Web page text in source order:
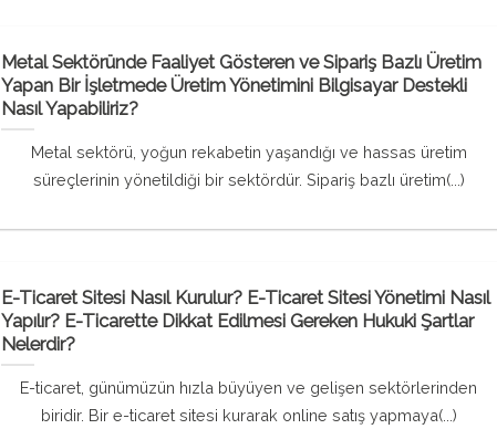
Metal Sektöründe Faaliyet Gösteren ve Sipariş Bazlı Üretim
Yapan Bir İşletmede Üretim Yönetimini Bilgisayar Destekli
Nasıl Yapabiliriz?
Metal sektörü, yoğun rekabetin yaşandığı ve hassas üretim
süreçlerinin yönetildiği bir sektördür. Sipariş bazlı üretim(...)
E-Ticaret Sitesi Nasıl Kurulur? E-Ticaret Sitesi Yönetimi Nasıl
Yapılır? E-Ticarette Dikkat Edilmesi Gereken Hukuki Şartlar
Nelerdir?
E-ticaret, günümüzün hızla büyüyen ve gelişen sektörlerinden
biridir. Bir e-ticaret sitesi kurarak online satış yapmaya(...)